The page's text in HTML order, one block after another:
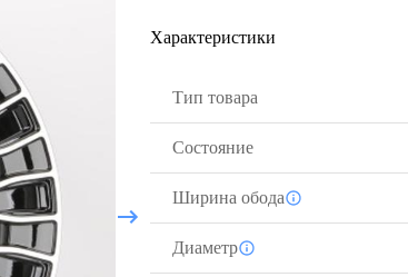
Характеристики
Тип товара
Состояние
Ширина обода
Диаметр